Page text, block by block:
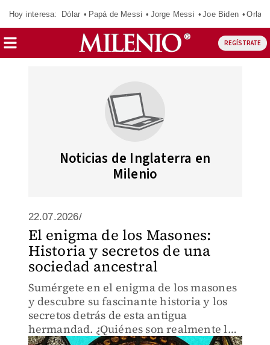
Hoy interesa: Dólar Papá de Messi Jorge Messi Joe Biden
REGÍSTRATE
Noticias de Inglaterra en
Milenio
22.07.2026/
El enigma de los Masones:
Historia y secretos de una
sociedad ancestral
Sumérgete en el enigma de los masones
y descubre su fascinante historia y los
secretos detrás de esta antigua
hermandad. ¿Quiénes son realmente los